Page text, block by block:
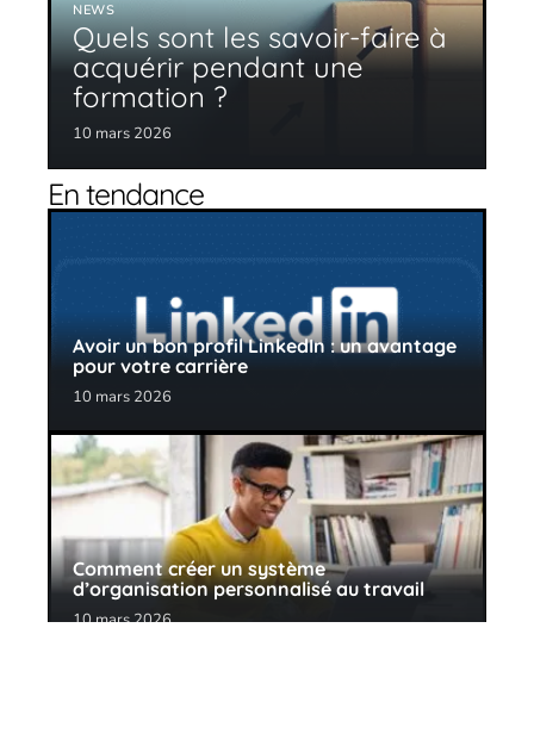
NEWS
Quels sont les savoir-faire à
acquérir pendant une
formation ?
10 mars 2026
En tendance
Avoir un bon profil LinkedIn : un avantage
pour votre carrière
10 mars 2026
Comment créer un système
d’organisation personnalisé au travail
10 mars 2026